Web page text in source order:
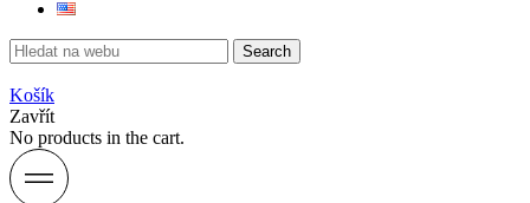
Search
Košík
Zavřít
No products in the cart.